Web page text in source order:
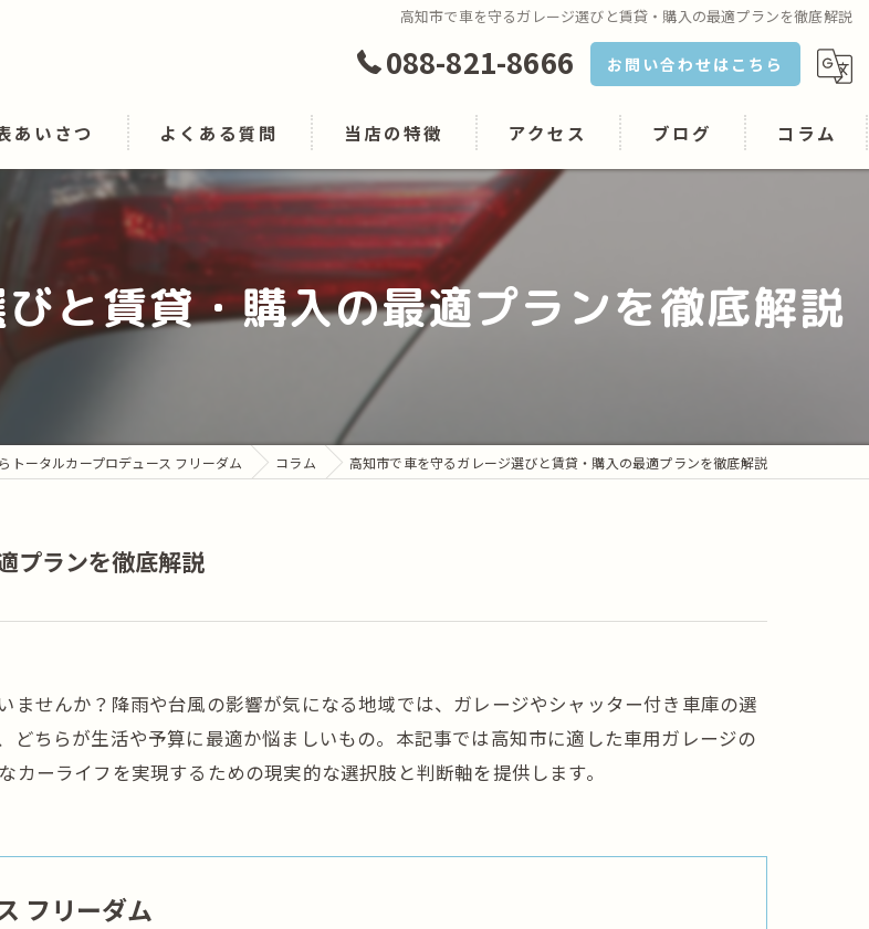
高知市で車を守るガレージ選びと賃貸・購入の最適プランを徹底解説
088-821-8666 お問い合わせはこちら
あいさつ よくある質問 当店の特徴
販売
買取
修理
カー用品
アクセス ブログ コラム
と賃貸・購入の最適プランを徹底解説
トータルカープロデュース フリーダム コラム 高知市で車を守るガレージ選びと賃貸・購入の最適プランを徹底解説
プランを徹底解説
せんか？降雨や台風の影響が気になる地域では、ガレージやシャッター付き車庫の選
ちらが生活や予算に最適か悩ましいもの。本記事では高知市に適した車用ガレージの
ーライフを実現するための現実的な選択肢と判断軸を提供します。
フリーダム